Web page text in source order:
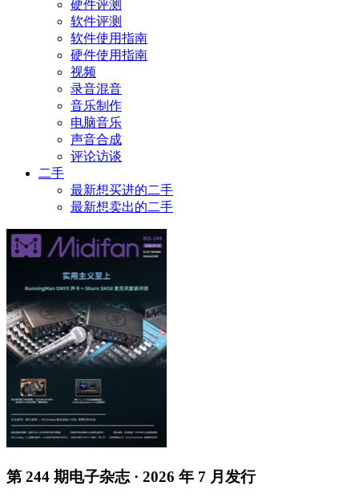
硬件评测
软件评测
软件使用指南
硬件使用指南
视频
录音混音
音乐制作
电脑音乐
声音合成
评论访谈
二手
最新想买进的二手
最新想卖出的二手
第 244 期电子杂志 · 2026 年 7 月发行